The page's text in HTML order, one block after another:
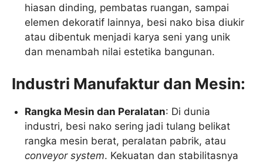
hiasan dinding, pembatas ruangan, sampai
elemen dekoratif lainnya, besi nako bisa diukir
atau dibentuk menjadi karya seni yang unik
dan menambah nilai estetika bangunan.
Industri Manufaktur dan Mesin:
Rangka Mesin dan Peralatan: Di dunia
industri, besi nako sering jadi tulang belikat
rangka mesin berat, peralatan pabrik, atau
conveyor system. Kekuatan dan stabilitasnya